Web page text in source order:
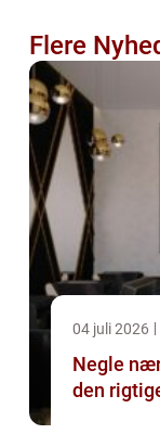
Flere
04 juli 2026
Negle
den